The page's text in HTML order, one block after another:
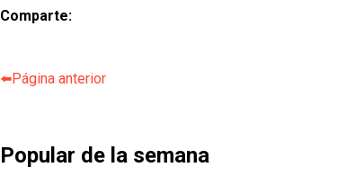
Comparte:
⬅️Página anterior
Popular de la semana